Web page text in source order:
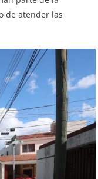
de atender las